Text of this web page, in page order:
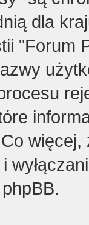
dla
"Forum